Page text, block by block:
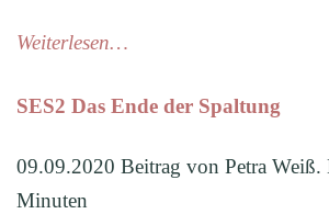
Weiterlesen…
SES2 Das Ende der Spaltung
09.09.2020 Beitrag von Petra Weiß.
Minuten